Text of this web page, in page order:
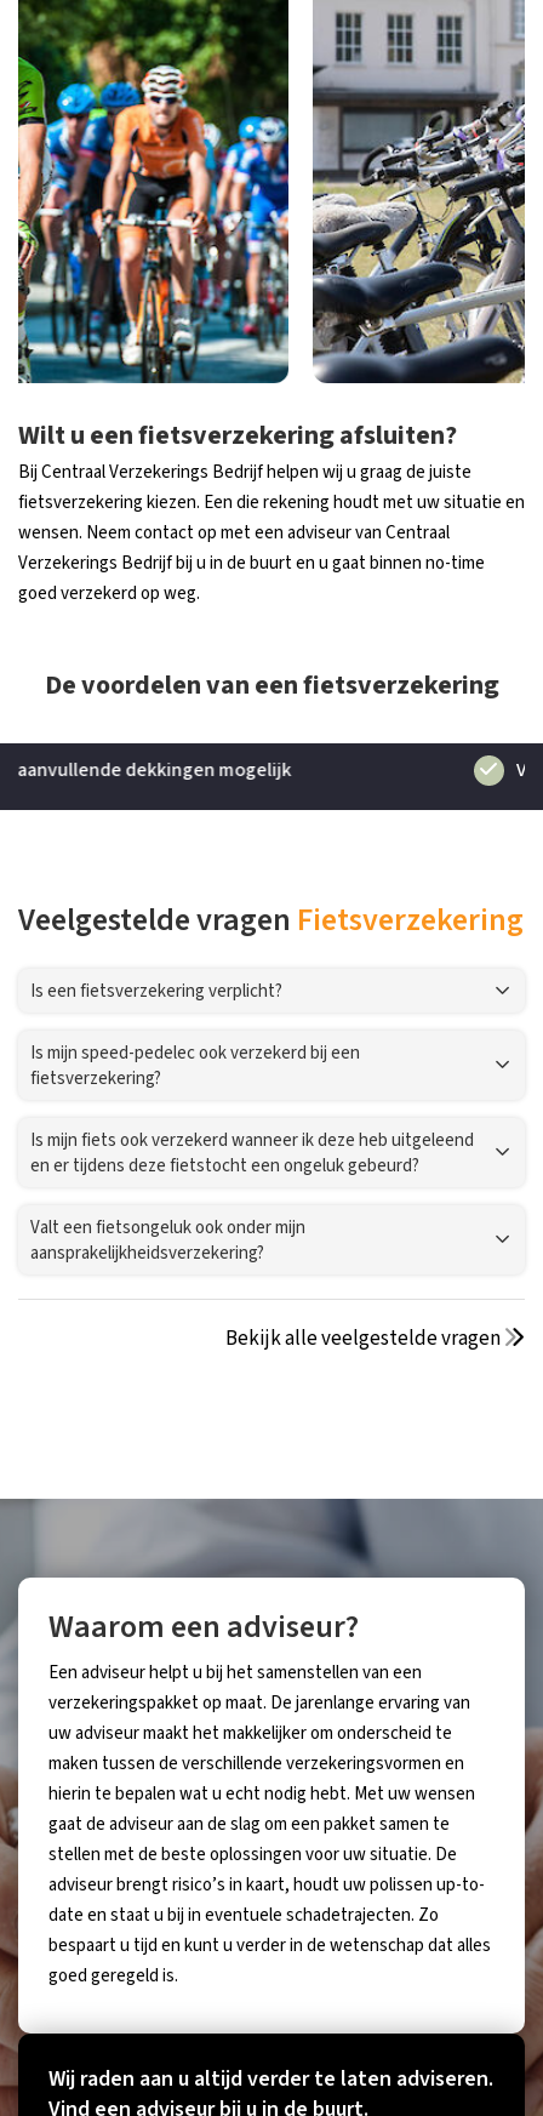
Wilt u een fietsverzekering afsluiten?
Bij Centraal Verzekerings Bedrijf helpen wij u graag de juiste
fietsverzekering kiezen. Een die rekening houdt met uw situatie en
wensen. Neem contact op met een adviseur van Centraal
Verzekerings Bedrijf bij u in de buurt en u gaat binnen no-time
goed verzekerd op weg.
De voordelen van een fietsverzekering
Veilig op weg met de fiets
Veelgestelde vragen Fietsverzekering
Is een fietsverzekering verplicht?
Is mijn speed-pedelec ook verzekerd bij een
fietsverzekering?
Is mijn fiets ook verzekerd wanneer ik deze heb uitgeleend
en er tijdens deze fietstocht een ongeluk gebeurd?
Valt een fietsongeluk ook onder mijn
aansprakelijkheidsverzekering?
Bekijk alle veelgestelde vragen
Waarom een adviseur?
Een adviseur helpt u bij het samenstellen van een
verzekeringspakket op maat. De jarenlange ervaring van
uw adviseur maakt het makkelijker om onderscheid te
maken tussen de verschillende verzekeringsvormen en
hierin te bepalen wat u echt nodig hebt. Met uw wensen
gaat de adviseur aan de slag om een pakket samen te
stellen met de beste oplossingen voor uw situatie. De
adviseur brengt risico’s in kaart, houdt uw polissen up-to-
date en staat u bij in eventuele schadetrajecten. Zo
bespaart u tijd en kunt u verder in de wetenschap dat alles
goed geregeld is.
Wij raden aan u altijd verder te laten adviseren.
Vind een adviseur bij u in de buurt.